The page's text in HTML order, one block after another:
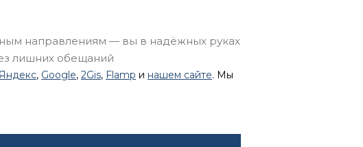
направлениям — вы в надёжных руках
лишних обещаний
Яндекс, Google, 2Gis, Flamp и нашем сайте. Мы